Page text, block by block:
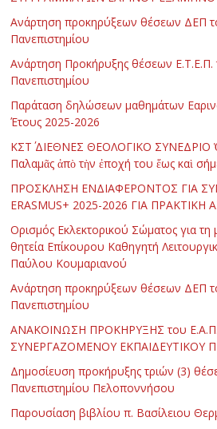
Ανάρτηση προκηρύξεων θέσεων ΔΕΠ
Πανεπιστημίου
Ανάρτηση Προκήρυξης θέσεων Ε.Τ.Ε.Π.
Πανεπιστημίου
Παράταση δηλώσεων μαθημάτων
Έτους 2025-2026
ΚΣΤ΄ ΔΙΕΘΝΕΣ ΘΕΟΛΟΓΙΚΟ ΣΥΝΕΔΡΙΟ
Παλαμᾶς ἀπὸ τὴν ἐποχή του ἕως καὶ
ΠΡΟΣΚΛΗΣΗ ΕΝΔΙΑΦΕΡΟΝΤΟΣ ΓΙΑ
ERASMUS+ 2025-2026 ΓΙΑ ΠΡΑΚΤΙΚΗ
Ορισμός Εκλεκτορικού Σώματος για τη
θητεία Επίκουρου Καθηγητή
Παύλου Κουμαριανού
Ανάρτηση προκηρύξεων θέσεων ΔΕΠ
Πανεπιστημίου
ΑΝΑΚΟΙΝΩΣΗ ΠΡΟΚΗΡΥΞΗΣ του
ΣΥΝΕΡΓΑΖΟΜΕΝΟΥ ΕΚΠΑΙΔΕΥΤΙΚΟΥ
Δημοσίευση προκήρυξης τριών (3)
Πανεπιστημίου Πελοποννήσου
Παρουσίαση βιβλίου π. Βασίλειου